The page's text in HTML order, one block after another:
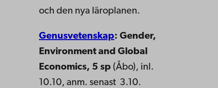
och den nya läroplanen.
Genusvetenskap: Gender,
Environment and Global
Economics, 5 sp (Åbo), inl.
10.10, anm. senast 3.10.